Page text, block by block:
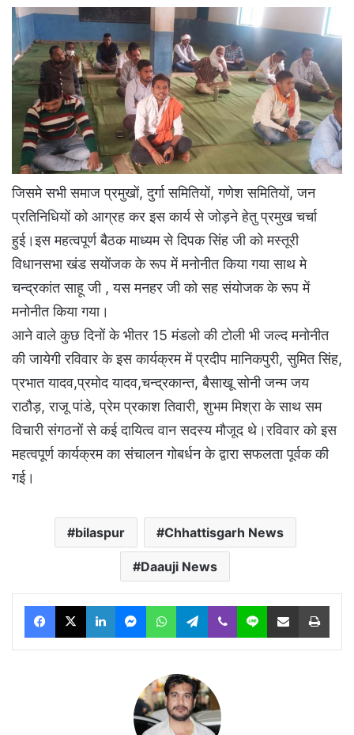
जिसमे सभी समाज प्रमुखों, दुर्गा समितियों, गणेश समितियों, जन
प्रतिनिधियों को आग्रह कर इस कार्य से जोड़ने हेतु प्रमुख चर्चा
हुई।इस महत्वपूर्ण बैठक माध्यम से दिपक सिंह जी को मस्तूरी
विधानसभा खंड सयोंजक के रूप में मनोनीत किया गया साथ मे
चन्द्रकांत साहू जी , यस मनहर जी को सह संयोजक के रूप में
मनोनीत किया गया।
आने वाले कुछ दिनों के भीतर 15 मंडलो की टोली भी जल्द मनोनीत
की जायेगी रविवार के इस कार्यक्रम में प्रदीप मानिकपुरी, सुमित सिंह,
प्रभात यादव,प्रमोद यादव,चन्द्रकान्त, बैसाखू सोनी जन्म जय
राठौड़, राजू पांडे, प्रेम प्रकाश तिवारी, शुभम मिश्रा के साथ सम
विचारी संगठनों से कई दायित्व वान सदस्य मौजूद थे।रविवार को इस
महत्वपूर्ण कार्यक्रम का संचालन गोबर्धन के द्वारा सफलता पूर्वक की
गई।
bilaspur Chhattisgarh News
Daauji News
Facebook
X LinkedInMessengerWhatsAppTelegram
Viber Line Share via Email Print